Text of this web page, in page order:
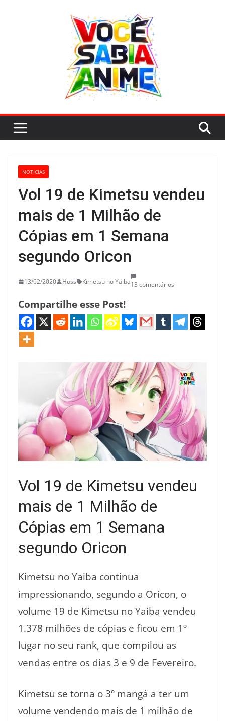
NOTICIAS
Vol 19 de Kimetsu vendeu
mais de 1 Milhão de
Cópias em 1 Semana
segundo Oricon
13/02/2020 Hoss Kimetsu no Yaiba13 comentários
Compartilhe esse Post!
Vol 19 de Kimetsu vendeu
mais de 1 Milhão de
Cópias em 1 Semana
segundo Oricon
Kimetsu no Yaiba continua
impressionando, segundo a Oricon, o
volume 19 de Kimetsu no Yaiba vendeu
1.378 milhões de cópias e ficou em 1º
lugar no seu rank, que compilou as
vendas entre os dias 3 e 9 de Fevereiro.
Kimetsu se torna o 3º mangá a ter um
volume vendendo mais de 1 milhão de